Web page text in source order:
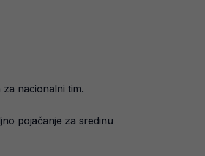
nacionalni tim.
pojačanje za sredinu